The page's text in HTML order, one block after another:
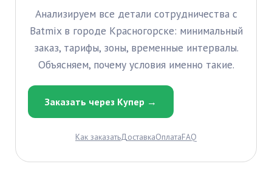
Анализируем все детали сотрудничества с
Batmix в городе Красногорске: минимальный
заказ, тарифы, зоны, временные интервалы.
Объясняем, почему условия именно такие.
Заказать через Купер →
Как заказатьДоставкаОплатаFAQ